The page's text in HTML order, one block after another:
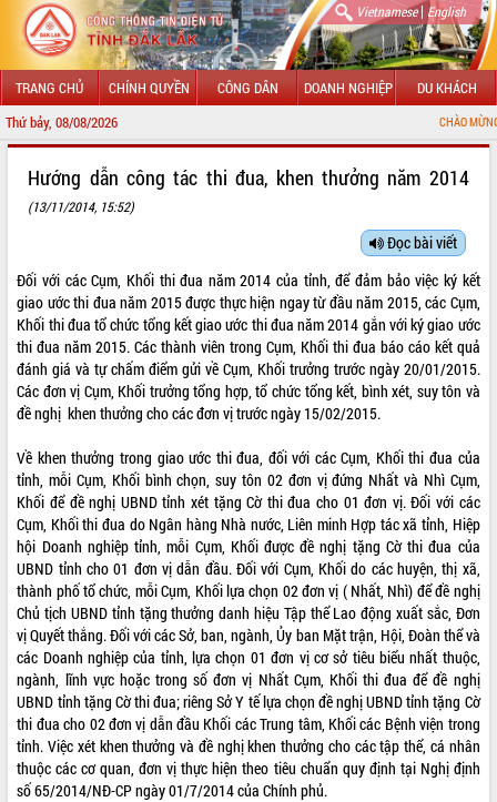
Vietnamese| English
TRANG CHỦ CHÍNH QUYỀN CÔNG DÂN DOANH NGHIỆP DU KHÁCH
Thứ bảy, 08/08/2026 CHÀO MỪNG ĐẾN VỚI
LÃNH ĐẠO UBND TỈNH
SỞ, BAN, NGÀNH
UBND CÁC XÃ, PHƯỜNG
THÔNG TIN CHỈ ĐẠO ĐIỀU HÀNH
VĂN BẢN HĐND TỈNH
ĐIỂM TIN VĂN BẢN
QUY HOẠCH - KẾ HOẠCH
Hướng dẫn công tác thi đua, khen thưởng năm 2014
(13/11/2014, 15:52)
Đọc bài viết
Đối với các Cụm, Khối thi đua năm 2014 của tỉnh, để đảm bảo việc ký kết
giao ước thi đua năm 2015 được thực hiện ngay từ đầu năm 2015, các Cụm,
Khối thi đua tổ chức tổng kết giao ước thi đua năm 2014 gắn với ký giao ước
thi đua năm 2015. Các thành viên trong Cụm, Khối thi đua báo cáo kết quả
đánh giá và tự chấm điểm gửi về Cụm, Khối trưởng trước ngày 20/01/2015.
Các đơn vị Cụm, Khối trưởng tổng hợp, tổ chức tổng kết, bình xét, suy tôn và
đề nghị khen thưởng cho các đơn vị trước ngày 15/02/2015.
Về khen thưởng trong giao ước thi đua, đối với các Cụm, Khối thi đua của
tỉnh, mỗi Cụm, Khối bình chọn, suy tôn 02 đơn vị đứng Nhất và Nhì Cụm,
Khối để đề nghị UBND tỉnh xét tặng Cờ thi đua cho 01 đơn vị. Đối với các
Cụm, Khối thi đua do Ngân hàng Nhà nước, Liên minh Hợp tác xã tỉnh, Hiệp
hội Doanh nghiệp tỉnh, mỗi Cụm, Khối được đề nghị tặng Cờ thi đua của
UBND tỉnh cho 01 đơn vị dẫn đầu. Đối với Cụm, Khối do các huyện, thị xã,
thành phố tổ chức, mỗi Cụm, Khối lựa chọn 02 đơn vị ( Nhất, Nhì) để đề nghị
Chủ tịch UBND tỉnh tặng thưởng danh hiệu Tập thể Lao động xuất sắc, Đơn
vị Quyết thắng. Đối với các Sở, ban, ngành, Ủy ban Mặt trận, Hội, Đoàn thể và
các Doanh nghiệp của tỉnh, lựa chọn 01 đơn vị cơ sở tiêu biểu nhất thuộc,
ngành, lĩnh vực hoặc trong số đơn vị Nhất Cụm, Khối thi đua để đề nghị
UBND tỉnh tặng Cờ thi đua; riêng Sở Y tế lựa chọn đề nghị UBND tỉnh tặng Cờ
thi đua cho 02 đơn vị dẫn đầu Khối các Trung tâm, Khối các Bệnh viện trong
tỉnh. Việc xét khen thưởng và đề nghị khen thưởng cho các tập thể, cá nhân
thuộc các cơ quan, đơn vị thực hiện theo tiêu chuẩn quy định tại Nghị định
số 65/2014/NĐ-CP ngày 01/7/2014 của Chính phủ.